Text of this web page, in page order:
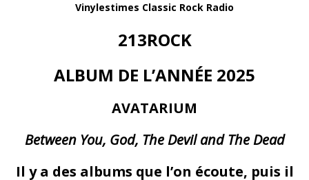
Vinylestimes Classic Rock Radio
213ROCK
ALBUM DE L’ANNÉE 2025
AVATARIUM
Between You, God, The Devil and The Dead
Il y a des albums que l’on écoute, puis il